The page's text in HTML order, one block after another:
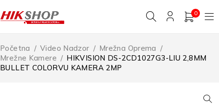
0
Početna / Video Nadzor / Mrežna Oprema /
Mrežne Kamere / HIKVISION DS-2CD1027G3-LIU 2,8MM
BULLET COLORVU KAMERA 2MP